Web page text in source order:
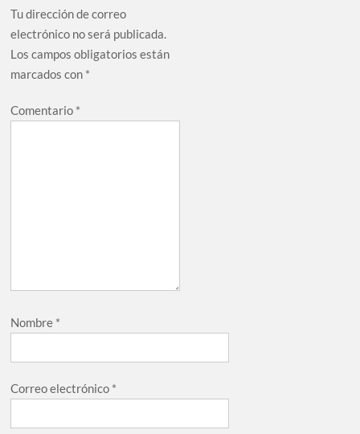
Tu dirección de correo
electrónico no será publicada.
Los campos obligatorios están
marcados con *
Comentario *
Nombre *
Correo electrónico *